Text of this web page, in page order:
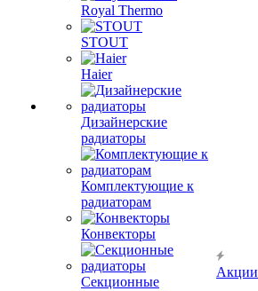
Royal Thermo
STOUT
Haier
Дизайнерские
радиаторы
Комплектующие к
радиаторам
Конвекторы
Секционные
Акции